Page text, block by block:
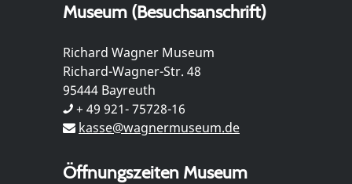
Museum (Besuchsanschrift)
Richard Wagner Museum
Richard-Wagner-Str. 48
95444 Bayreuth
+ 49 921- 75728-16
kasse@wagnermuseum.de
Öffnungszeiten Museum